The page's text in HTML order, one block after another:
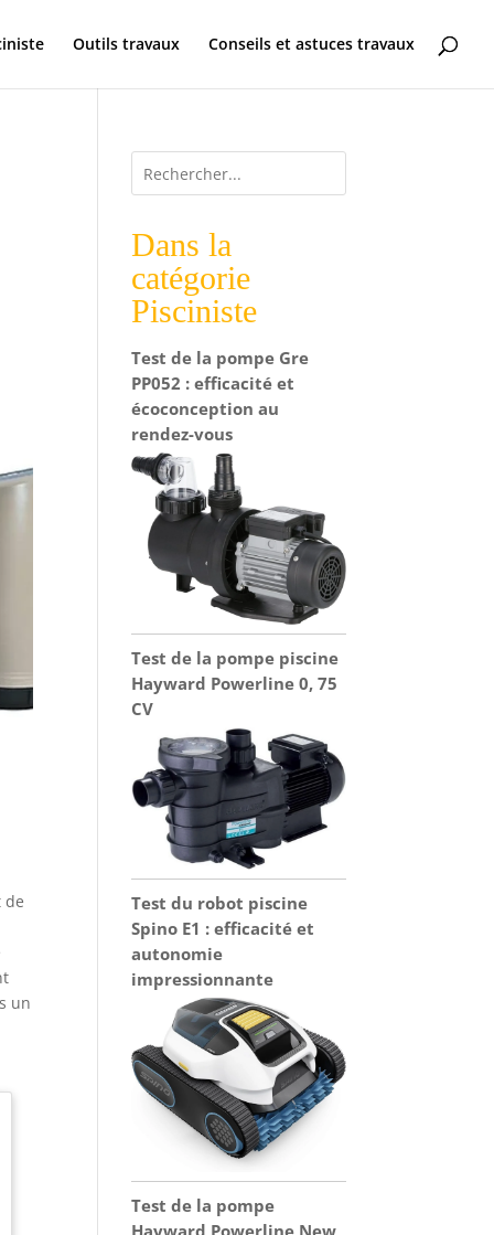
Outils travaux Conseils et astuces travaux
de
un
Dans la
catégorie
Pisciniste
Test de la pompe Gre
PP052 : efficacité et
écoconception au
rendez-vous
Test de la pompe piscine
Hayward Powerline 0, 75
CV
Test du robot piscine
Spino E1 : efficacité et
autonomie
impressionnante
Test de la pompe
Hayward Powerline New